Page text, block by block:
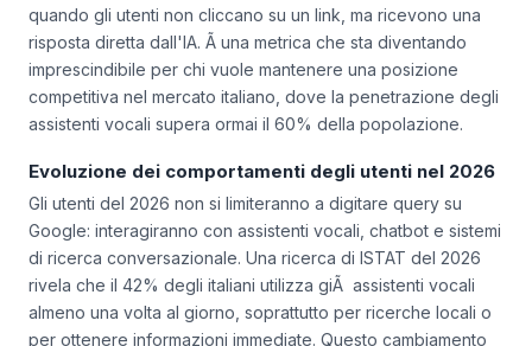
quando gli utenti non cliccano su un link, ma ricevono una
risposta diretta dall'IA. Ã una metrica che sta diventando
imprescindibile per chi vuole mantenere una posizione
competitiva nel mercato italiano, dove la penetrazione degli
assistenti vocali supera ormai il 60% della popolazione.
Evoluzione dei comportamenti degli utenti nel 2026
Gli utenti del 2026 non si limiteranno a digitare query su
Google: interagiranno con assistenti vocali, chatbot e sistemi
di ricerca conversazionale. Una ricerca di ISTAT del 2026
rivela che il 42% degli italiani utilizza giÃ assistenti vocali
almeno una volta al giorno, soprattutto per ricerche locali o
per ottenere informazioni immediate. Questo cambiamento